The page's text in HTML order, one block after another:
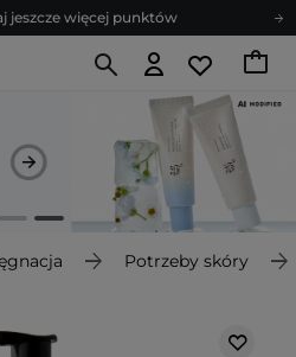
jeszcze więcej punktów
pełen porad
zamówienia do 24h.
jeszcze więcej punktów
pełen porad
Potrzeby skóry